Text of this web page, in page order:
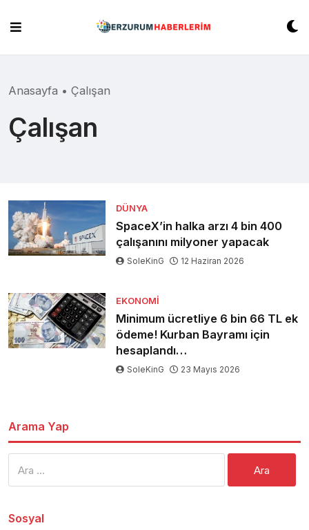
content
Anasayfa • Çalışan
Çalışan
DÜNYA
SpaceX’in halka arzı 4 bin 400
çalışanını milyoner yapacak
SoleKinG 12 Haziran 2026
EKONOMI
Minimum ücretliye 6 bin 66 TL ek
ödeme! Kurban Bayramı için
hesaplandı…
SoleKinG 23 Mayıs 2026
Arama Yap
Sosyal